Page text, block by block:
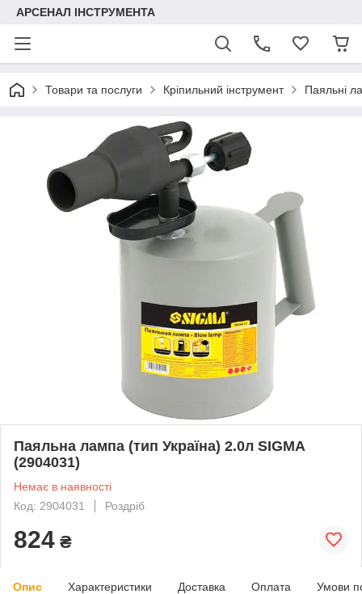
АРСЕНАЛ ІНСТРУМЕНТА
Товари та послуги Кріпильний інструмент Паяльні
Паяльна лампа (тип Україна) 2.0л SIGMA
(2904031)
Немає в наявності
Код: 2904031
Роздріб
824 ₴
Опис Характеристики Доставка Оплата Умови